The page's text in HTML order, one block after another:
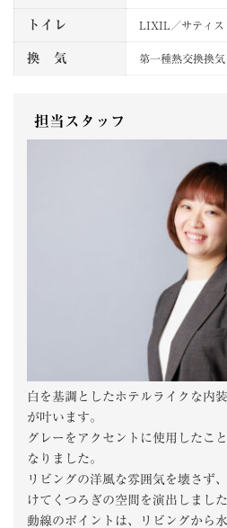
トイレ LIXIL／サティス
換 気 第一種熱交換換気
担当スタッフ
白を基調としたホテルライクな内
が叶います。
グレーをアクセントに使用したこ
なりました。
リビングの洋風な雰囲気を壊さず
けてくつろぎの空間を演出しました
動線のポイントは、リビングから